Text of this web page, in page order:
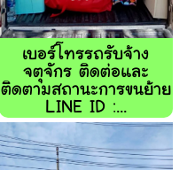
เบอร์โทรรถรับจ้าง
จตุจักร ติดต่อและ
ติดตามสถานะการขนย้าย
LINE ID :...